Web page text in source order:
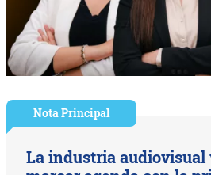
Nota Principal
La industria audiovisual